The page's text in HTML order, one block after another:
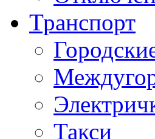
Транспорт
Такси